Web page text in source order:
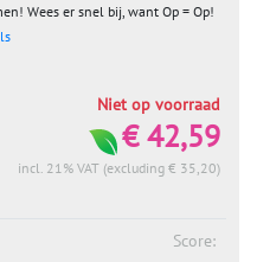
Wees er snel bij, want Op = Op!
Niet op voorraad
€ 42,59
incl. 21% VAT (excluding € 35,20)
Score: